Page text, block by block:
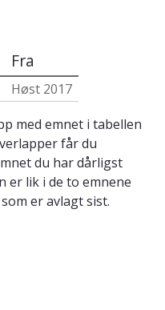
Fra
Høst 2017
med emnet i tabellen
får du
du har dårligst
er lik i de to emnene
er avlagt sist.